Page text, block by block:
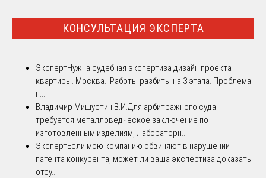
КОНСУЛЬТАЦИЯ ЭКСПЕРТА
ЭкспертНужна судебная экспертиза дизайн проекта
квартиры. Москва. Работы разбиты на 3 этапа. Проблема
н...
Владимир Мишустин В.И. Для арбитражного суда
требуется металловедческое заключение по
изготовленным изделиям, Лабораторн...
ЭкспертЕсли мою компанию обвиняют в нарушении
патента конкурента, может ли ваша экспертиза доказать
отсу...